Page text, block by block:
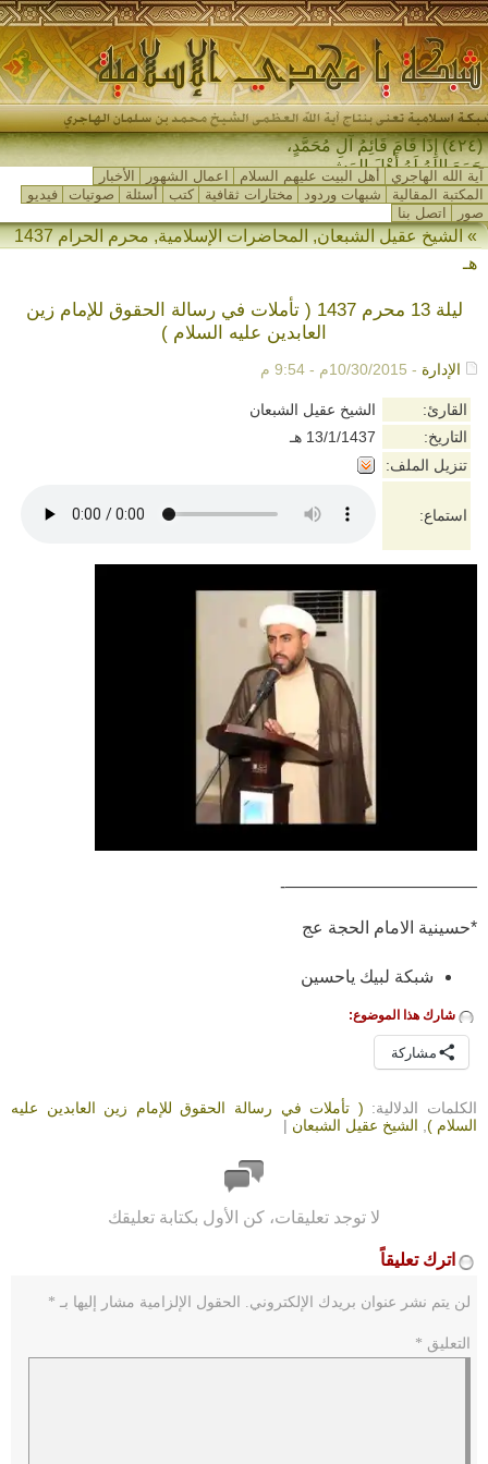
(٤٢٤) إِذَا قَامَ قَائِمُ آلِ مُحَمَّدٍ،
جَمَعَ اللهُ لَهُ أَهْلَ المَشْرِ-
آية الله الهاجري أهل البيت عليهم السلام اعمال الشهور
الأخبار
المكتبة المقالية
شبهات وردود مختارات ثقافية كتب أسئلة صوتيات
فيديو
صور
اتصل بنا
»الشيخ عقيل الشبعان,المحاضرات الإسلامية,
محرم الحرام 1437
هـ
ليلة 13 محرم 1437 ( تأملات في رسالة الحقوق للإمام زين
العابدين عليه السلام )
الإدارة - 10/30/2015م - 9:54 م
القارئ:
الشيخ عقيل الشبعان
التاريخ:
13/1/1437 هـ
تنزيل الملف:
استماع:
———————————-
*حسينية الامام الحجة عج
شبكة لبيك ياحسين
شارك هذا الموضوع:
مشاركة
الكلمات الدلالية: ( تأملات في رسالة الحقوق للإمام زين العابدين عليه
السلام ) الشيخ عقيل الشبعان |
لا توجد تعليقات، كن الأول بكتابة تعليقك
اترك تعليقاً
لن يتم نشر عنوان بريدك الإلكتروني. الحقول الإلزامية مشار إليها بـ *
التعليق *